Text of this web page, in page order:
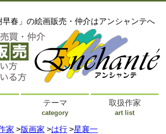
早春」の絵画販売・仲介はアンシャンテへ
テーマ
category
取扱作家
art list
家 >版画家 >は行 >星襄一